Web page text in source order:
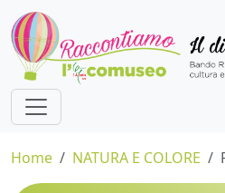
Home NATURA E COLORE